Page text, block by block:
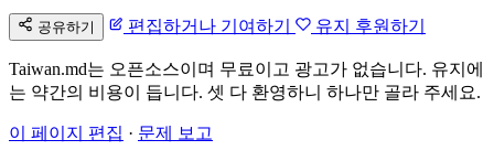
공유하기 편집하거나 기여하기 유지 후원하기
Taiwan.md는 오픈소스이며 무료이고 광고가 없습니다. 유지에
는 약간의 비용이 듭니다. 셋 다 환영하니 하나만 골라 주세요.
이 페이지 편집 · 문제 보고